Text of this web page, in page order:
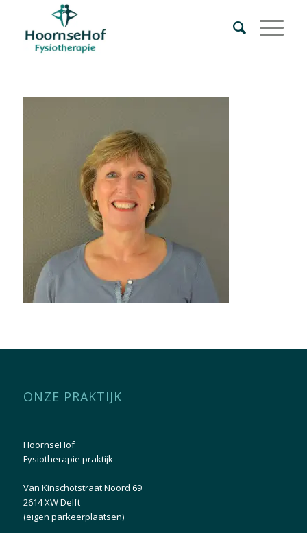
ONZE PRAKTIJK
HoornseHof
Fysiotherapie praktijk
Van Kinschotstraat Noord 69
2614 XW Delft
(eigen parkeerplaatsen)